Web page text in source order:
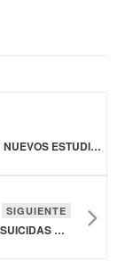
BEIGENE REFUERZA SU PRESENCIA CON NUEVOS ESTUDIOS CLÍNICOS Y UNA PLANTA MODERNIZADA DE CONTROL DE CALIDAD EN BUENOS AIRES, ARGENTINA
SIGUIENTE
EMA ESTUDIA RIESGO DE COMPORTAMIENTOS SUICIDAS CON FÁRMACOS PARA ALOPECIA E HIPERPLASIA PROSTÁTICA